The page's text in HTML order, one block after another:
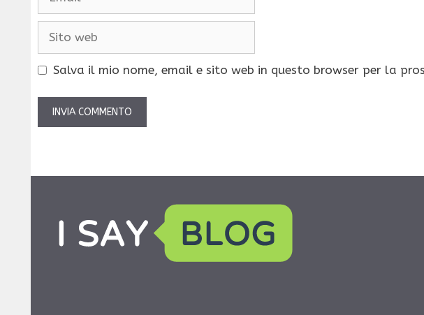
Salva il mio nome, email e sito web in questo browser per la